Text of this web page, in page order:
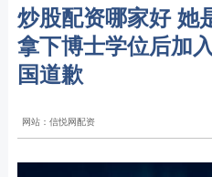
炒股配资哪家好 她
拿下博士学位后加
国道歉
网站：信悦网配资